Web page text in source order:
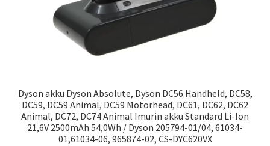
Dyson akku Dyson Absolute, Dyson DC56 Handheld, DC58,
DC59, DC59 Animal, DC59 Motorhead, DC61, DC62, DC62
Animal, DC72, DC74 Animal Imurin akku Standard Li-Ion
21,6V 2500mAh 54,0Wh / Dyson 205794-01/04, 61034-
01,61034-06, 965874-02, CS-DYC620VX